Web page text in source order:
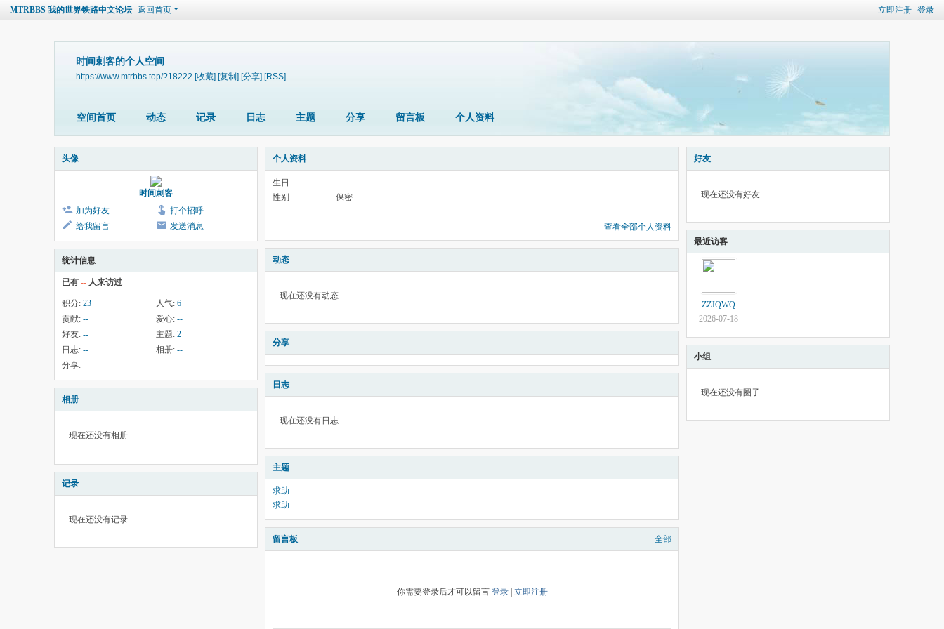
立即注册 登录
MTRBBS 我的世界铁路中文论坛 返回首页
时间刺客的个人空间
https://www.mtrbbs.top/?18222 [收藏] [复制] [分享] [RSS]
空间首页 动态 记录 日志 主题 分享 留言板 个人资料
头像
时间刺客
加为好友
打个招呼
给我留言
发送消息
统计信息
已有 -- 人来访过
积分: 23 人气: 6
贡献: -- 爱心: --
好友: -- 主题: 2
日志: -- 相册: --
分享: --
相册
现在还没有相册
记录
现在还没有记录
个人资料
生日
性别
保密
查看全部个人资料
动态
现在还没有动态
分享
日志
现在还没有日志
主题
求助
求助
留言板 全部
你需要登录后才可以留言 登录| 立即注册
好友
现在还没有好友
最近访客
ZZJQWQ
2026-07-18
小组
现在还没有圈子